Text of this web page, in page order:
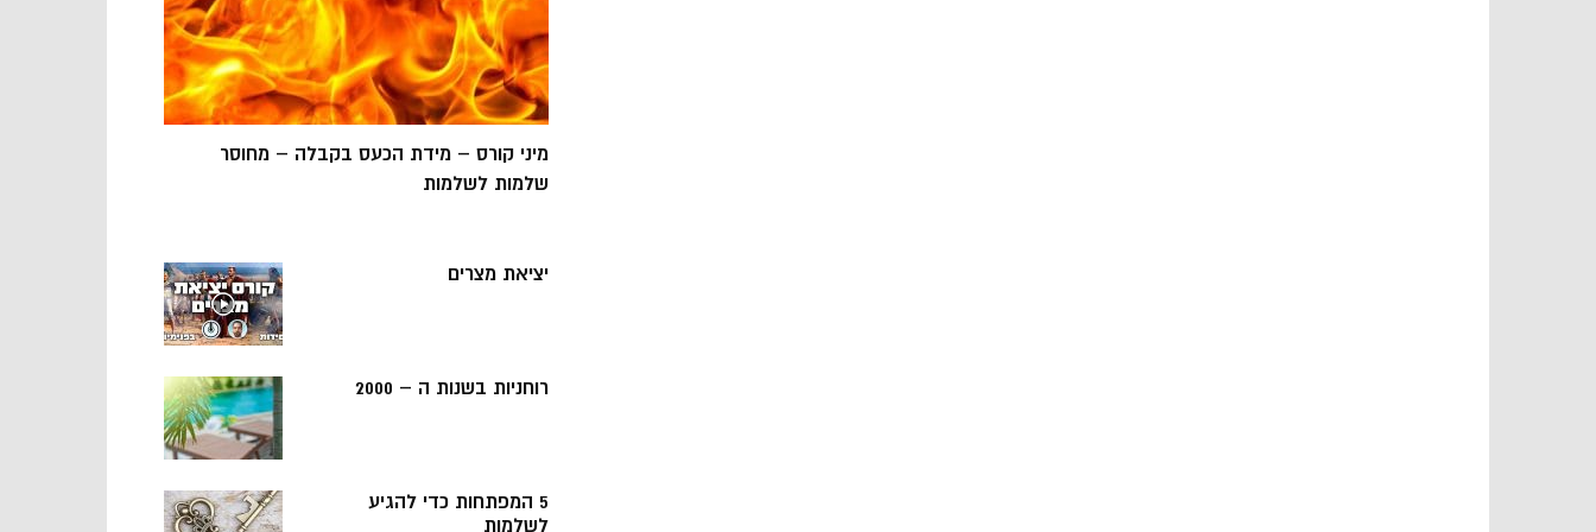
מיני קורס – מידת הכעס בקבלה – מחוסר
שלמות לשלמות
יציאת מצרים
רוחניות בשנות ה – 2000
5 המפתחות כדי להגיע
לשלמות